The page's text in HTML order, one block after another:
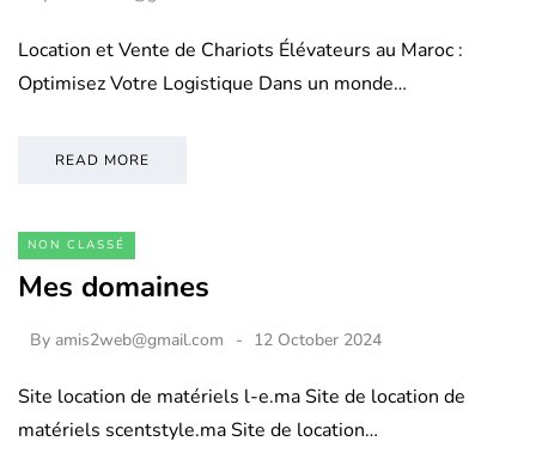
Location et Vente de Chariots Élévateurs au Maroc :
Optimisez Votre Logistique Dans un monde…
READ MORE
NON CLASSÉ
Mes domaines
By amis2web@gmail.com 12 October 2024
Site location de matériels l-e.ma Site de location de
matériels scentstyle.ma Site de location…